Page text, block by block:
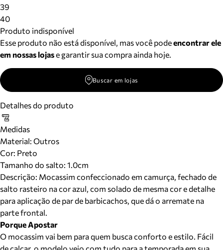
39
40
Produto indisponível
Esse produto não está disponível, mas você podeencontrar ele
em nossas lojase garantir sua compra ainda hoje.
Buscar em lojas
Detalhes do produto
Medidas
Material: Outros
Cor: Preto
Tamanho do salto: 1.0cm
Descrição: Mocassim confeccionado em camurça, fechado de
salto rasteiro na cor azul, com solado de mesma cor e detalhe
para aplicação de par de barbicachos, que dá o arremate na
parte frontal.
Porque Apostar
O mocassim vai bem para quem busca conforto e estilo. Fácil